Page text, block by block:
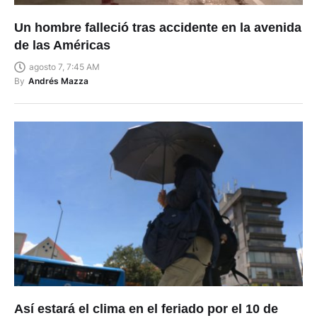
Un hombre falleció tras accidente en la avenida
de las Américas
agosto 7, 7:45 AM
By Andrés Mazza
Así estará el clima en el feriado por el 10 de